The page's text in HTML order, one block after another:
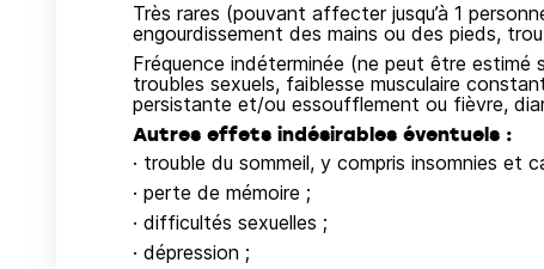
Très rares (pouvant affecter jusqu’à 1
engourdissement des mains ou des pieds,
Fréquence indéterminée (ne peut être estimé
troubles sexuels, faiblesse musculaire
persistante et/ou essoufflement ou fièvre,
Autres effets indésirables éventuels :
· trouble du sommeil, y compris insomnies et
· perte de mémoire ;
· difficultés sexuelles ;
· dépression ;